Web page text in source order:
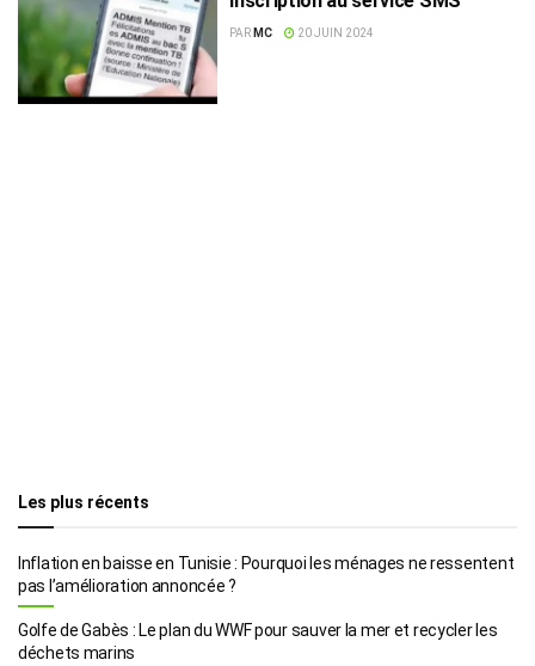
PAR MC 20 JUIN 2024
Les plus récents
Inflation en baisse en Tunisie : Pourquoi les ménages ne ressentent
pas l’amélioration annoncée ?
Golfe de Gabès : Le plan du WWF pour sauver la mer et recycler les
déchets marins